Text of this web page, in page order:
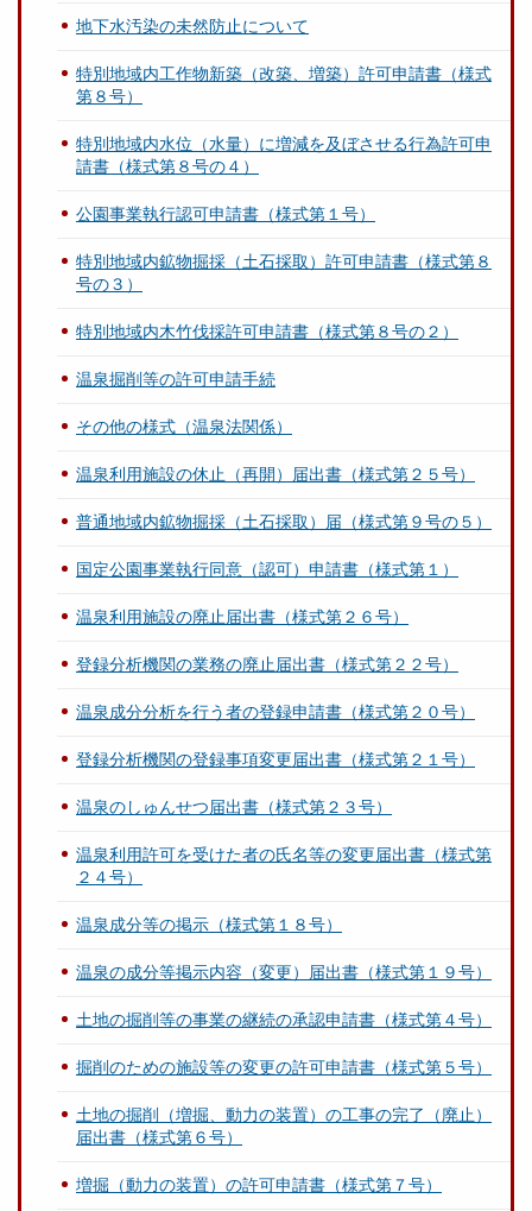
地下水汚染の未然防止について
特別地域内工作物新築（改築、増築）許可申請書（様式
第８号）
特別地域内水位（水量）に増減を及ぼさせる行為許可申
請書（様式第８号の４）
公園事業執行認可申請書（様式第１号）
特別地域内鉱物掘採（土石採取）許可申請書（様式第８
号の３）
特別地域内木竹伐採許可申請書（様式第８号の２）
温泉掘削等の許可申請手続
その他の様式（温泉法関係）
温泉利用施設の休止（再開）届出書（様式第２５号）
普通地域内鉱物掘採（土石採取）届（様式第９号の５）
国定公園事業執行同意（認可）申請書（様式第１）
温泉利用施設の廃止届出書（様式第２６号）
登録分析機関の業務の廃止届出書（様式第２２号）
温泉成分分析を行う者の登録申請書（様式第２０号）
登録分析機関の登録事項変更届出書（様式第２１号）
温泉のしゅんせつ届出書（様式第２３号）
温泉利用許可を受けた者の氏名等の変更届出書（様式第
２４号）
温泉成分等の掲示（様式第１８号）
温泉の成分等掲示内容（変更）届出書（様式第１９号）
土地の掘削等の事業の継続の承認申請書（様式第４号）
掘削のための施設等の変更の許可申請書（様式第５号）
土地の掘削（増掘、動力の装置）の工事の完了（廃止）
届出書（様式第６号）
増掘（動力の装置）の許可申請書（様式第７号）